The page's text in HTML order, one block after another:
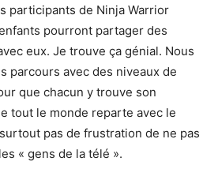
participants de Ninja Warrior
pourront partager des
eux. Je trouve ça génial. Nous
parcours avec des niveaux de
que chacun y trouve son
tout le monde reparte avec le
pas de frustration de ne pas
« gens de la télé ».